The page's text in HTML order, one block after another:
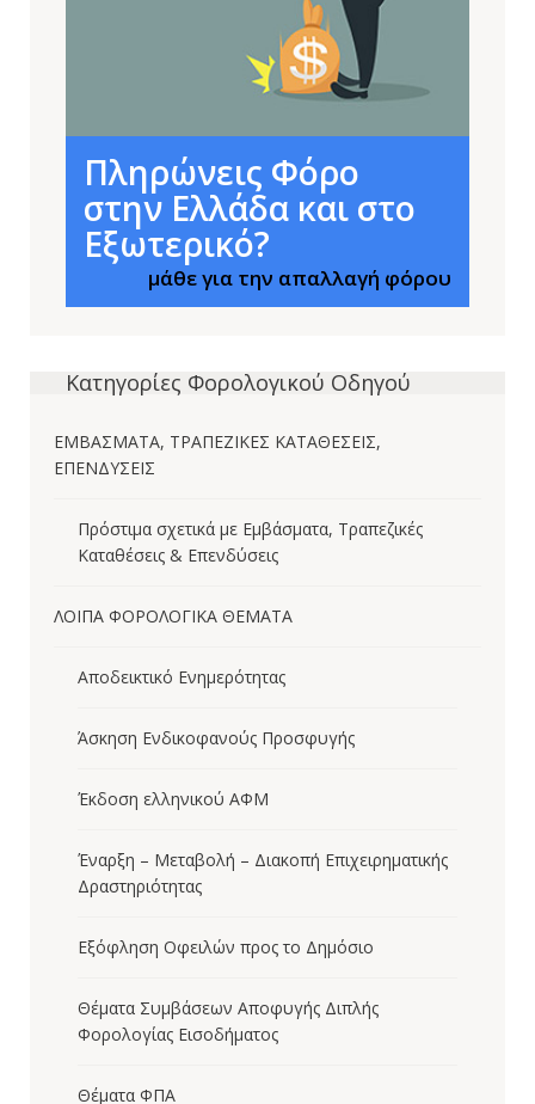
Πληρώνεις Φόρο
στην Ελλάδα και στο
Εξωτερικό?
μάθε για την απαλλαγή φόρου
Κατηγορίες Φορολογικού Οδηγού
ΕΜΒΑΣΜΑΤΑ, ΤΡΑΠΕΖΙΚΕΣ ΚΑΤΑΘΕΣΕΙΣ,
ΕΠΕΝΔΥΣΕΙΣ
Πρόστιμα σχετικά με Εμβάσματα, Τραπεζικές
Καταθέσεις & Επενδύσεις
ΛΟΙΠΑ ΦΟΡΟΛΟΓΙΚΑ ΘΕΜΑΤΑ
Αποδεικτικό Ενημερότητας
Άσκηση Ενδικοφανούς Προσφυγής
Έκδοση ελληνικού ΑΦΜ
Έναρξη – Μεταβολή – Διακοπή Επιχειρηματικής
Δραστηριότητας
Εξόφληση Οφειλών προς το Δημόσιο
Θέματα Συμβάσεων Αποφυγής Διπλής
Φορολογίας Εισοδήματος
Θέματα ΦΠΑ